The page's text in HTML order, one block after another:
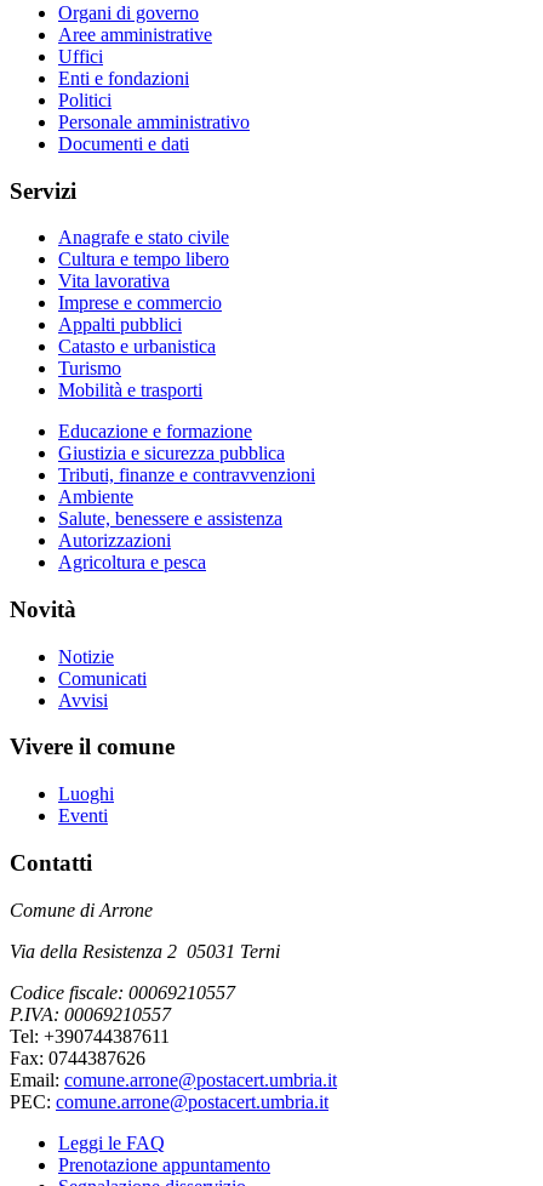
Organi di governo
Aree amministrative
Uffici
Enti e fondazioni
Politici
Personale amministrativo
Documenti e dati
Servizi
Anagrafe e stato civile
Cultura e tempo libero
Vita lavorativa
Imprese e commercio
Appalti pubblici
Catasto e urbanistica
Turismo
Mobilità e trasporti
Educazione e formazione
Giustizia e sicurezza pubblica
Tributi, finanze e contravvenzioni
Ambiente
Salute, benessere e assistenza
Autorizzazioni
Agricoltura e pesca
Novità
Notizie
Comunicati
Avvisi
Vivere il comune
Luoghi
Eventi
Contatti
Comune di Arrone
Via della Resistenza 2 05031 Terni
Codice fiscale: 00069210557
P.IVA: 00069210557
Tel: +390744387611
Fax: 0744387626
Email: comune.arrone@postacert.umbria.it
PEC: comune.arrone@postacert.umbria.it
Leggi le FAQ
Prenotazione appuntamento